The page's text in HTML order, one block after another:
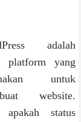
adalah
platform yang
untuk
website.
apakah status